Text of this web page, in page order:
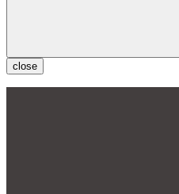
close